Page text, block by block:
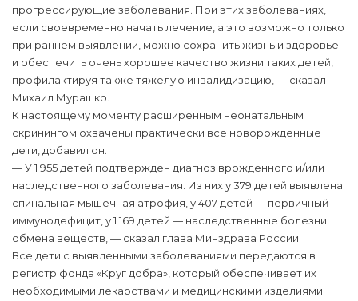
прогрессирующие заболевания. При этих заболеваниях,
если своевременно начать лечение, а это возможно только
при раннем выявлении, можно сохранить жизнь и здоровье
и обеспечить очень хорошее качество жизни таких детей,
профилактируя также тяжелую инвалидизацию, — сказал
Михаил Мурашко.
К настоящему моменту расширенным неонатальным
скринингом охвачены практически все новорожденные
дети, добавил он.
— У 1 955 детей подтвержден диагноз врожденного и/или
наследственного заболевания. Из них у 379 детей выявлена
спинальная мышечная атрофия, у 407 детей — первичный
иммунодефицит, у 1 169 детей — наследственные болезни
обмена веществ, — сказал глава Минздрава России.
Все дети с выявленными заболеваниями передаются в
регистр фонда «Круг добра», который обеспечивает их
необходимыми лекарствами и медицинскими изделиями.